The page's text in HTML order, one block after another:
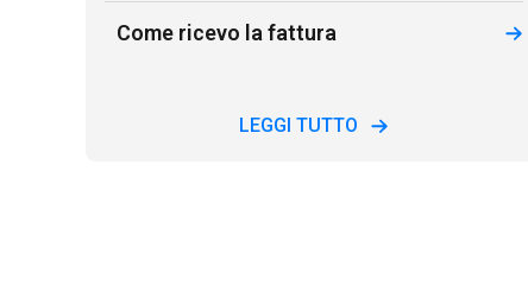
Come ricevo la fattura
LEGGI TUTTO